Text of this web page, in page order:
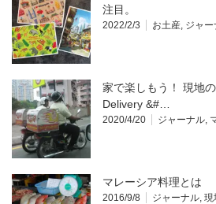
注目。
2022/2/3 お土産 ジャー
家で楽しもう！ 現地
Delivery &#…
2020/4/20 ジャーナル
マレーシア料理とは
2016/9/8 ジャーナル 現